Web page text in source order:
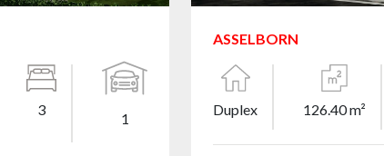
3
1
ASSELBORN
Duplex 126.40 m²